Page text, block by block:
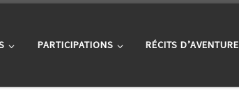
PARTICIPATIONS RÉCITS D’AVENTURE